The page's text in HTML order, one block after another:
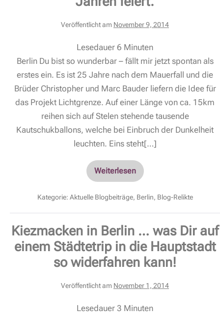
Veröffentlicht am November 9, 2014
Lesedauer 6 Minuten
Berlin Du bist so wunderbar – fällt mir jetzt spontan als
erstes ein. Es ist 25 Jahre nach dem Mauerfall und die
Brüder Christopher und Marc Bauder liefern die Idee für
das Projekt Lichtgrenze. Auf einer Länge von ca. 15km
reihen sich auf Stelen stehende tausende
Kautschukballons, welche bei Einbruch der Dunkelheit
leuchten. Eins steht[…]
Weiterlesen
Kategorie: Aktuelle Blogbeiträge, Berlin, Blog-Relikte
Kiezmacken in Berlin … was Dir auf
einem Städtetrip in die Hauptstadt
so widerfahren kann!
Veröffentlicht am November 1, 2014
Lesedauer 3 Minuten